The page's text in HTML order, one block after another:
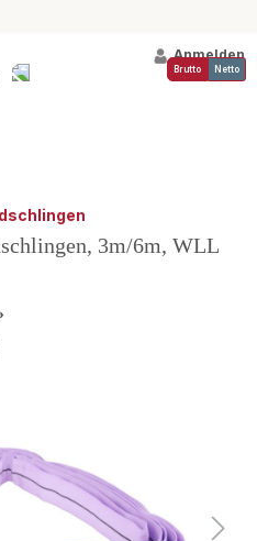
Anmelden
Brutto Netto
3m/6m, WLL